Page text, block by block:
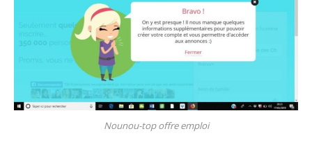
Nounou-top offre emploi